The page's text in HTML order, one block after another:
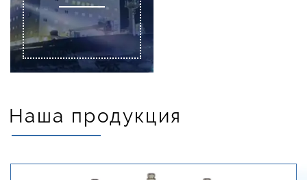
Наша продукция